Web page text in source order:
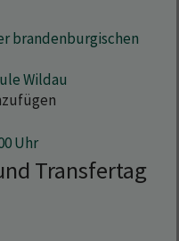
brandenburgischen
Wildau
Transfertag
Uhr